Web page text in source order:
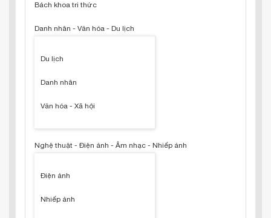
Bách khoa tri thức
Danh nhân - Văn hóa - Du lịch
Du lịch
Danh nhân
Văn hóa - Xã hội
Nghệ thuật - Điện ảnh - Âm nhạc - Nhiếp ảnh
Điện ảnh
Nhiếp ảnh